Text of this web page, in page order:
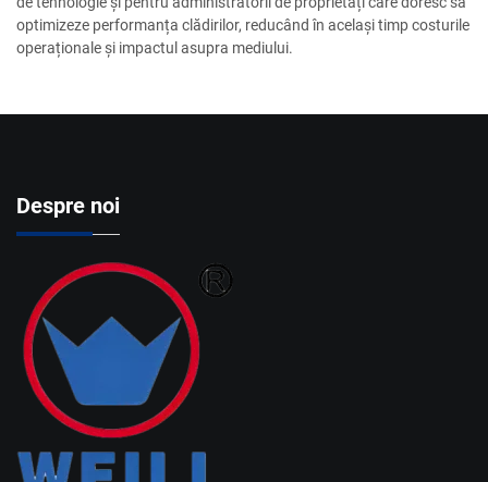
optimizeze performanța clădirilor, reducând în același timp costurile
operaționale și impactul asupra mediului.
Despre noi